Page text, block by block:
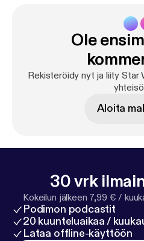
Ole
Rekisteröidy nyt ja liity
Aloita
30 vrk
Kokeilun jälkeen 7,99 € /
Podimon podcastit
20 kuunteluaikaa /
Lataa offline-käyttöön